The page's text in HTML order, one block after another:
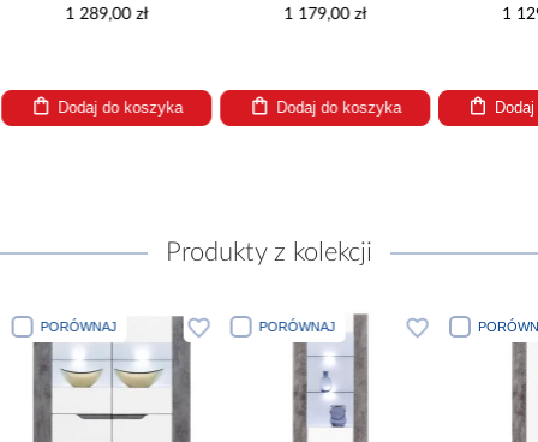
1 289,00 zł
Dodaj do koszyka
1 179,00 zł
Dodaj do koszyka
1
Produkty z kolekcji
PORÓWNAJ PORÓWNAJ